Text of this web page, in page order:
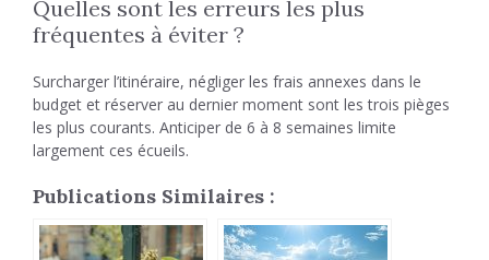
Quelles sont les erreurs les plus
fréquentes à éviter ?
Surcharger l’itinéraire, négliger les frais annexes dans le
budget et réserver au dernier moment sont les trois pièges
les plus courants. Anticiper de 6 à 8 semaines limite
largement ces écueils.
Publications Similaires :